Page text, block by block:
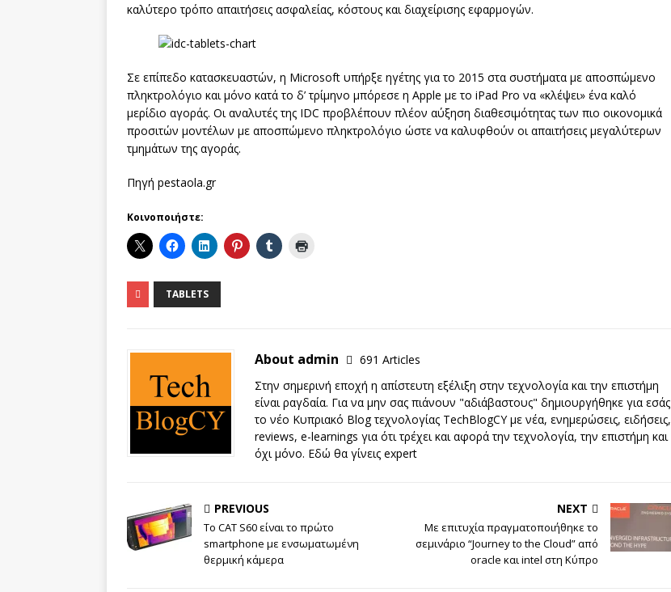
καλύτερο τρόπο απαιτήσεις ασφαλείας, κόστους και διαχείρισης εφαρμογών.
Σε επίπεδο κατασκευαστών, η Microsoft υπήρξε ηγέτης για το 2015 στα συστήματα με αποσπώμενο
πληκτρολόγιο και μόνο κατά το δ’ τρίμηνο μπόρεσε η Apple με το iPad Pro να «κλέψει» ένα καλό
μερίδιο αγοράς. Οι αναλυτές της IDC προβλέπουν πλέον αύξηση διαθεσιμότητας των πιο οικονομικά
προσιτών μοντέλων με αποσπώμενο πληκτρολόγιο ώστε να καλυφθούν οι απαιτήσεις μεγαλύτερων
τμημάτων της αγοράς.
Πηγή pestaola.gr
Κοινοποιήστε:
TABLETS
About admin
691 Articles
Στην σημερινή εποχή η απίστευτη εξέλιξη στην τεχνολογία και την επιστήμη
είναι ραγδαία. Για να μην σας πιάνουν "αδιάβαστους" δημιουργήθηκε για εσάς
το νέο Κυπριακό Blog τεχνολογίας TechBlogCY με νέα, ενημερώσεις, ειδήσεις,
reviews, e-learnings για ότι τρέχει και αφορά την τεχνολογία, την επιστήμη και
όχι μόνο. Εδώ θα γίνεις expert
PREVIOUS
Το CAT S60 είναι το πρώτο
smartphone με ενσωματωμένη
θερμική κάμερα
NEXT
Με επιτυχία πραγματοποιήθηκε το
σεμινάριο “Journey to the Cloud” από
oracle και intel στη Κύπρο